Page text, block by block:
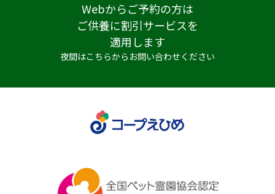
Webからご予約の方は
ご供養に割引サービスを
適用します
夜間はこちらからお問い合わせください